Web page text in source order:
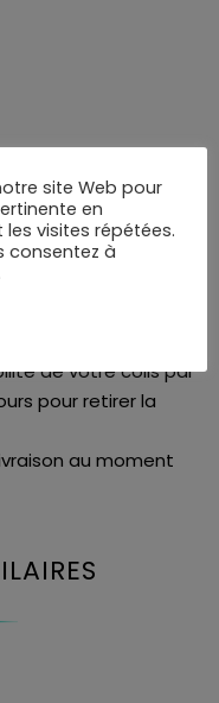
livraison rapide et
dans leurs écrins.
et à l'international
de retrait.
de votre colis par
pour retirer la
au moment
site Web pour
en
visites répétées.
consentez à